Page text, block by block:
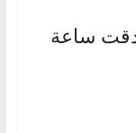
دقت ساعة